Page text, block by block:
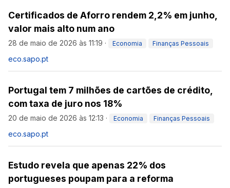
Certificados de Aforro rendem 2,2% em junho,
valor mais alto num ano
28 de maio de 2026 às 11:19 · Economia Finanças Pessoais
eco.sapo.pt
Portugal tem 7 milhões de cartões de crédito,
com taxa de juro nos 18%
20 de maio de 2026 às 12:13 · Economia Finanças Pessoais
eco.sapo.pt
Estudo revela que apenas 22% dos
portugueses poupam para a reforma